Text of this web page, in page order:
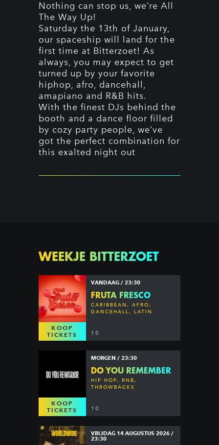
Nothing can stop us, we’re All
The Way Up!
Saturday the 13th of January,
our spaceship will land for the
first time at Bitterzoet! As
always, you may expect to get
turned up by your favorite
hiphop, afro, dancehall,
amapiano and R&B hits.
With the finest DJs behind the
booth and a dance floor filled
by cozy party people, we’ve
got the perfect combination for
this exalted night out
WEEKJE BITTERZOET
KOOP
TICKETS
VANDAAG / 23:30
FRUTA FRESCO
CARIBBEAN, AFRO,
DANCEHALL, LATIN
10
KOOP
TICKETS
MORGEN / 23:30
DO YOU REMEMBER
HIP HOP, RNB,
THROWBACKS
10
VRIJDAG 14 AUGUSTUS 2026 /
23:30